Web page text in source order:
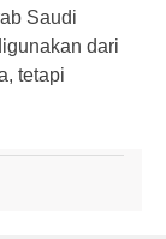
Saudi
dari
tetapi